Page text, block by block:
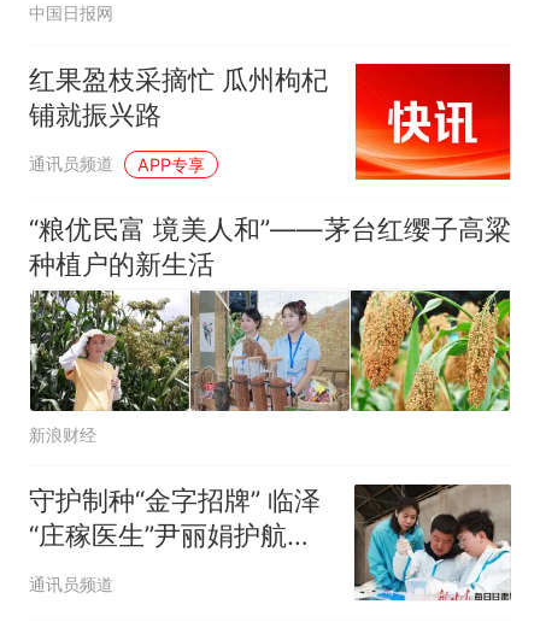
中国日报网
红果盈枝采摘忙 瓜州枸杞
铺就振兴路
通讯员频道 APP专享
“粮优民富 境美人和”——茅台红缨子高粱
种植户的新生活
新浪财经
守护制种“金字招牌” 临泽
“庄稼医生”尹丽娟护航番
茄良种畅销海外
通讯员频道